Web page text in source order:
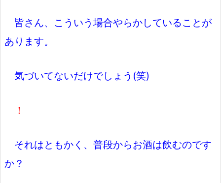
皆さん、こういう場合やらかしていることが
あります。
気づいてないだけでしょう(笑)
！
それはともかく、普段からお酒は飲むのです
か？